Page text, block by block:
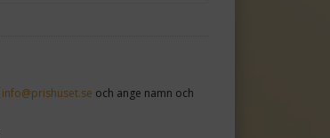
info@prishuset.se och ange namn och